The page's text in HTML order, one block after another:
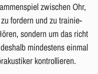
zwi­schen Ohr,
for­dern und zu trai­nie­
son­dern um das rich­t
min­des­tens ein­mal
kon­trol­lie­ren.